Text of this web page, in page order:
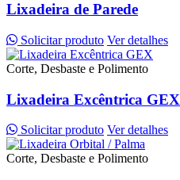
Lixadeira de Parede
Solicitar produto Ver detalhes
Corte, Desbaste e Polimento
Lixadeira Excêntrica GEX
Solicitar produto Ver detalhes
Corte, Desbaste e Polimento